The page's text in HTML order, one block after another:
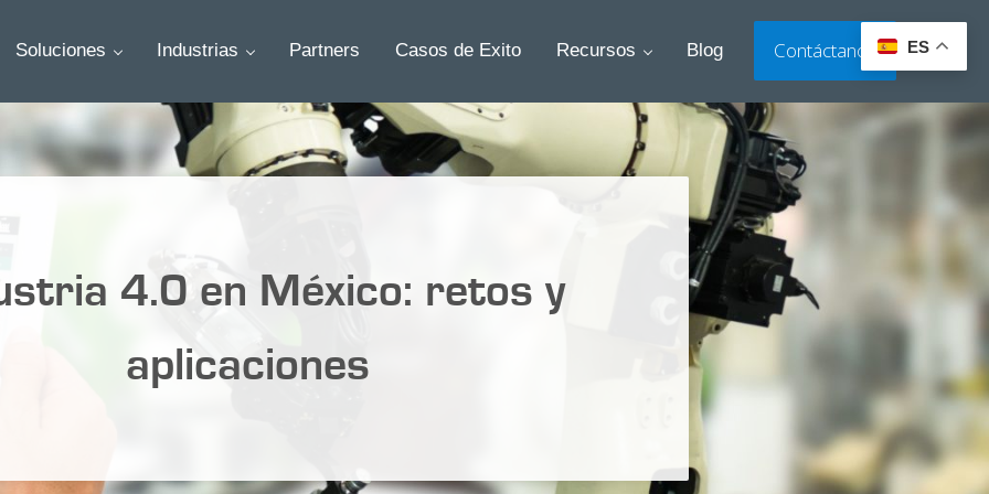
Soluciones Industrias Partners Casos de Exito Recursos Blog Contáctanos Search
4.0 en México: retos y
aplicaciones
ES